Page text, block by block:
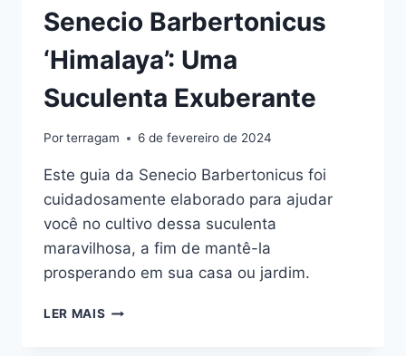
Senecio Barbertonicus
‘Himalaya’: Uma
Suculenta Exuberante
Porterragam 6 de fevereiro de 2024
Este guia da Senecio Barbertonicus foi
cuidadosamente elaborado para ajudar
você no cultivo dessa suculenta
maravilhosa, a fim de mantê-la
prosperando em sua casa ou jardim.
LER MAIS SENECIO